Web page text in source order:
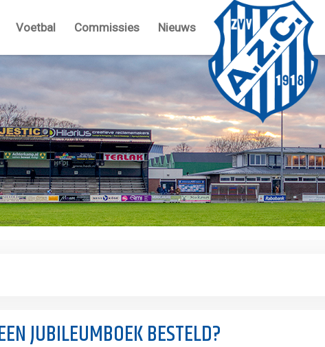
Voetbal Commissies Nieuws
JUBILEUMBOEK BESTELD?